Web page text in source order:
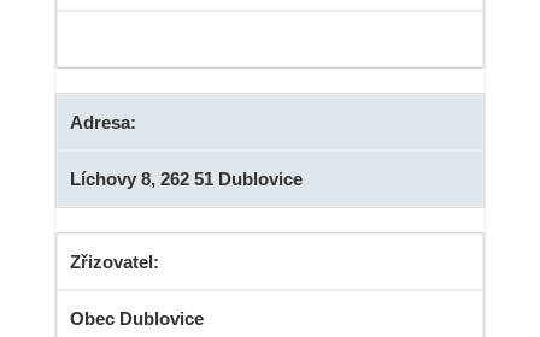
Adresa:
Líchovy 8, 262 51 Dublovice
Zřizovatel:
Obec Dublovice